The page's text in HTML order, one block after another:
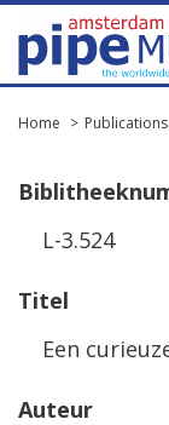
Home Publications
L-3.524
Titel
Een
Auteur